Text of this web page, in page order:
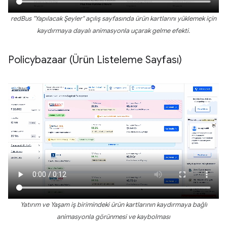
redBus "Yapılacak Şeyler" açılış sayfasında ürün kartlarını yüklemek için
kaydırmaya dayalı animasyonla uçarak gelme efekti.
Policybazaar (Ürün Listeleme Sayfası)
Yatırım ve Yaşam iş birimindeki ürün kartlarının kaydırmaya bağlı
animasyonla görünmesi ve kaybolması